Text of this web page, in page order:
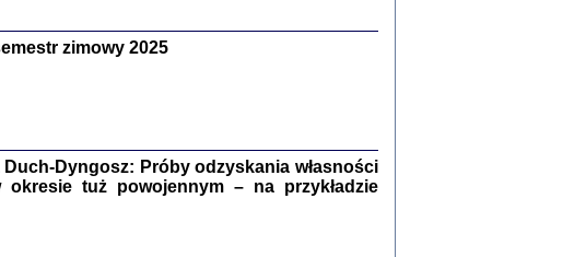
zimowy 2025
Dyngosz: Próby odzyskania własności
tuż powojennym – na przykładzie